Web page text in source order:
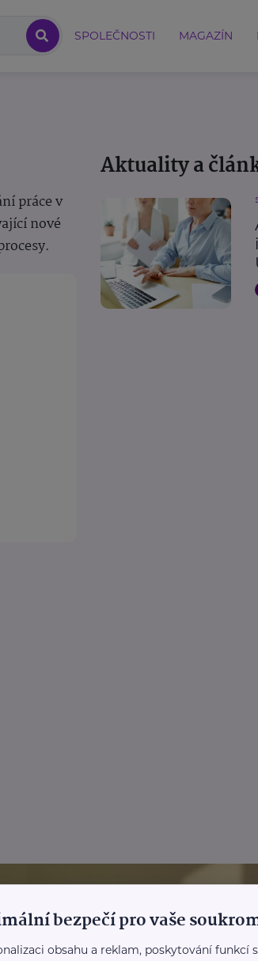
SPOLEČNOSTI MAGAZÍN
práce v
nové
Aktuality a
bezpečí pro vaše
obsahu a reklam, poskytování funkcí